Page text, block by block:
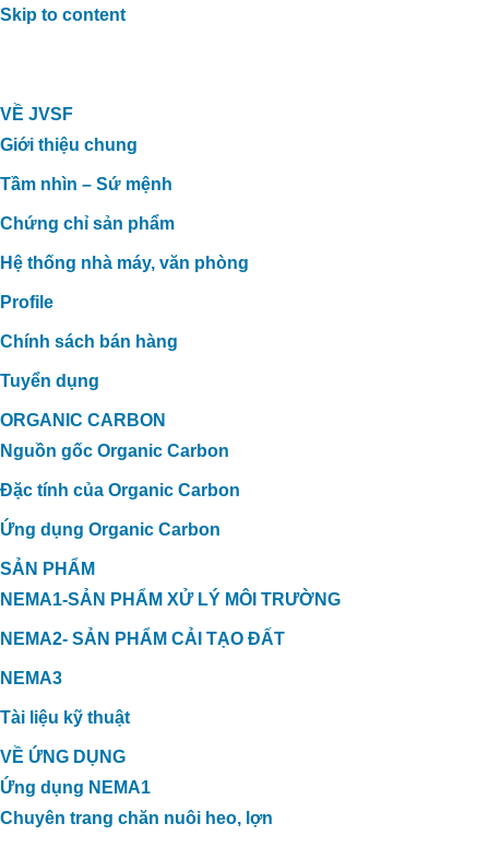
Skip to content
VỀ JVSF
Giới thiệu chung
Tầm nhìn – Sứ mệnh
Chứng chỉ sản phẩm
Hệ thống nhà máy, văn phòng
Profile
Chính sách bán hàng
Tuyển dụng
ORGANIC CARBON
Nguồn gốc Organic Carbon
Đặc tính của Organic Carbon
Ứng dụng Organic Carbon
SẢN PHẨM
NEMA1-SẢN PHẨM XỬ LÝ MÔI TRƯỜNG
NEMA2- SẢN PHẨM CẢI TẠO ĐẤT
NEMA3
Tài liệu kỹ thuật
VỀ ỨNG DỤNG
Ứng dụng NEMA1
Chuyên trang chăn nuôi heo, lợn